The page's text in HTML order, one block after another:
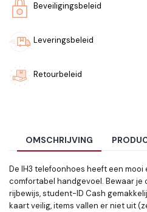
Beveiligingsbeleid
Leveringsbeleid
Retourbeleid
OMSCHRIJVING
De IH3 telefoonhoes heeft een
comfortabel handgevoel. Bewaar
rijbewijs, student-ID Cash
kaart veilig, items vallen er niet uit